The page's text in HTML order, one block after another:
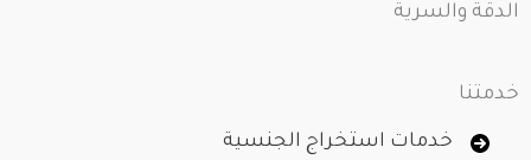
الدقة والسرية
خدمتنا
خدمات استخراج الجنسية